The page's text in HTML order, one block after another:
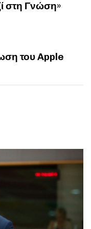
στη Γνώση»
του Apple